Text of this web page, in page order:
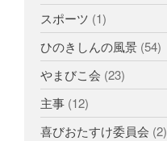
スポーツ (1)
ひのきしんの風景 (54)
やまびこ会 (23)
主事 (12)
喜びおたすけ委員会 (2)